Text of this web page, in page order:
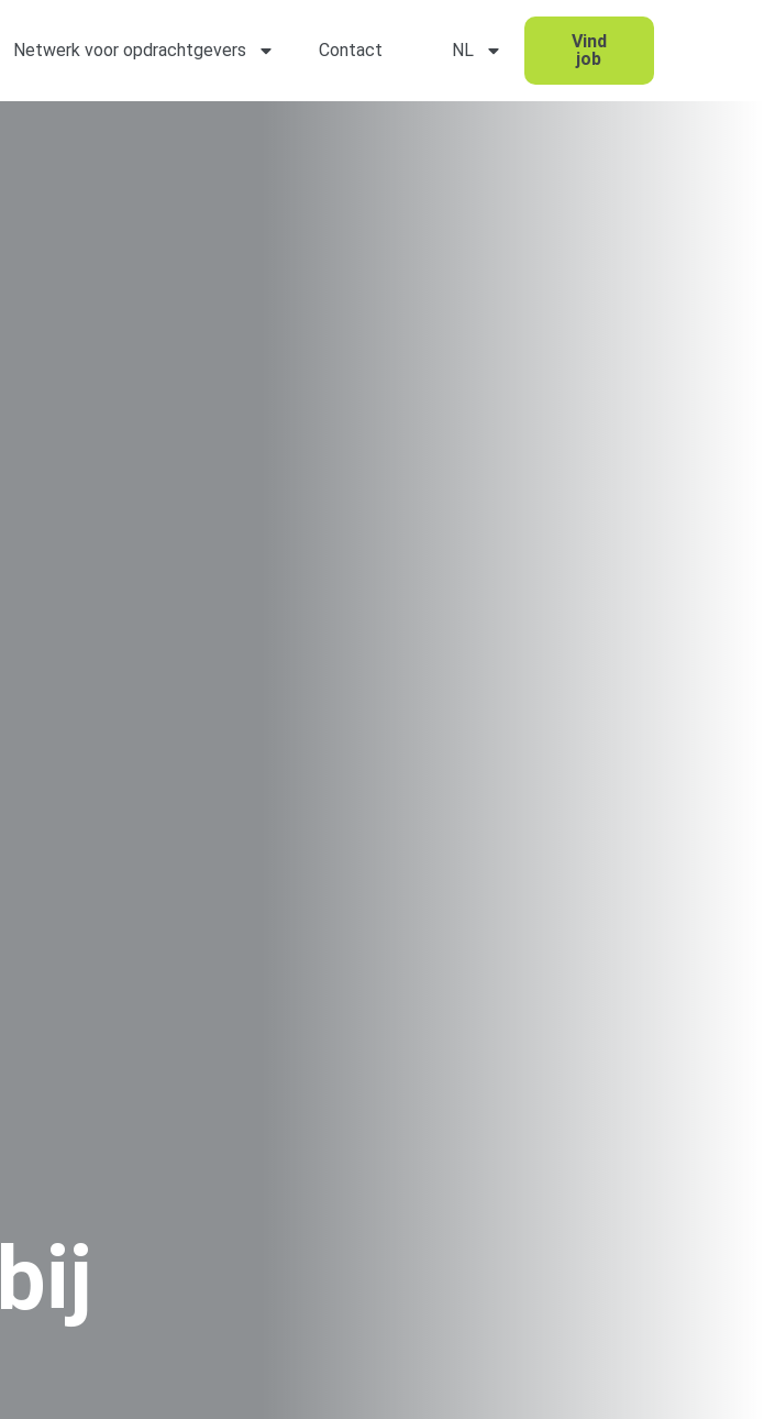
Netwerk voor opdrachtgevers Contact NL
Vind
job
bij